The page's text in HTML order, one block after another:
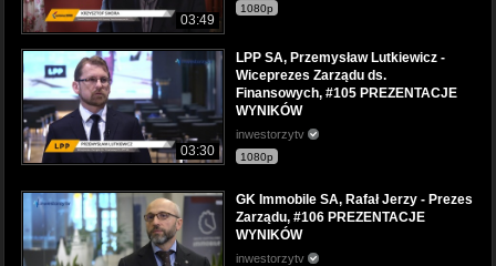
03:49
1080p
03:30
LPP SA, Przemysław Lutkiewicz -
Wiceprezes Zarządu ds.
Finansowych, #105 PREZENTACJE
WYNIKÓW
inwestorzytv
1080p
GK Immobile SA, Rafał Jerzy - Prezes
Zarządu, #106 PREZENTACJE
WYNIKÓW
inwestorzytv